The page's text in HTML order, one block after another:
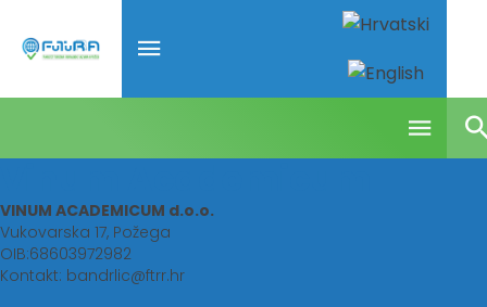
VINUM ACADEMICUM d.o.o.
Vukovarska 17, Požega
OIB:68603972982
Kontakt: bandrlic@ftrr.hr